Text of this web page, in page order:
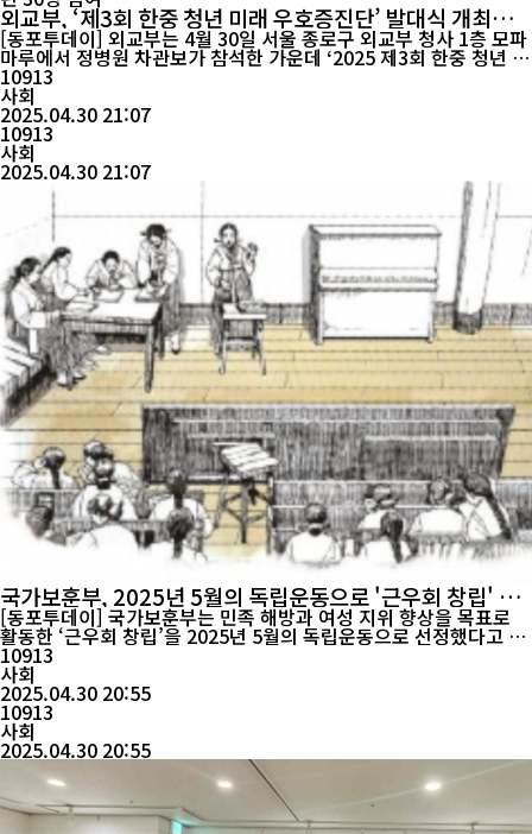
외교부, ‘제3회 한중 청년 미래 우호증진단’ 발대식 개최…
양국 청년 30명 참여
[동포투데이] 외교부는 4월 30일 서울 종로구 외교부 청사 1층 모파
마루에서 정병원 차관보가 참석한 가운데 ‘2025 제3회 한중 청년 미
래 우호증진단’ 발대식을 개최했다. 이번 우호증진단에는 한국 청년
18명과 국내 체류 중인 중국 청년 12명 등 총 30명이 선발됐으며, 향
후 4개월간 양국 간 우호 증진을 위한 다양한 온·오프라인 활동을 전
10913
사회
2025.04.30 21:07
10913
사회
2025.04.30 21:07
국가보훈부, 2025년 5월의 독립운동으로 '근우회 창립' 선
정
[동포투데이] 국가보훈부는 민족 해방과 여성 지위 향상을 목표로
활동한 ‘근우회 창립’을 2025년 5월의 독립운동으로 선정했다고 23
일 밝혔다. 근우회는 1927년 5월 27일 다양한 이념의 여성운동 단
체가 통합해 설립된 전국적 여성운동 조직으로, 일제강점기 항일운
동과 여성 권리 신장을 위해 활약했다. 3·1운동은 여성사에서도 역
사적 전환점이 됐다. 여성들의 적극적 참여와 대한민국임시정부의
남녀평등권·여성참정...
10913
사회
2025.04.30 20:55
10913
사회
2025.04.30 20:55